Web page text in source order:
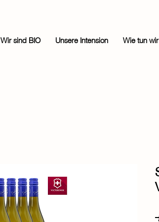
Wir sind BIO Unsere Intension Wie tun